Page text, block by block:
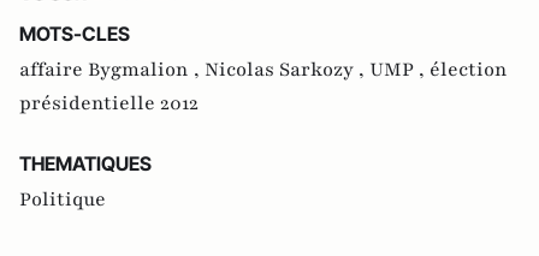
MOTS-CLES
affaire Bygmalion , Nicolas Sarkozy , UMP , élection
présidentielle 2012
THEMATIQUES
Politique